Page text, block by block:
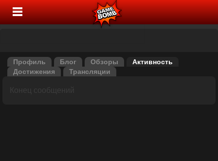
Профиль Блог Обзоры
Активность
Достижения
Трансляции